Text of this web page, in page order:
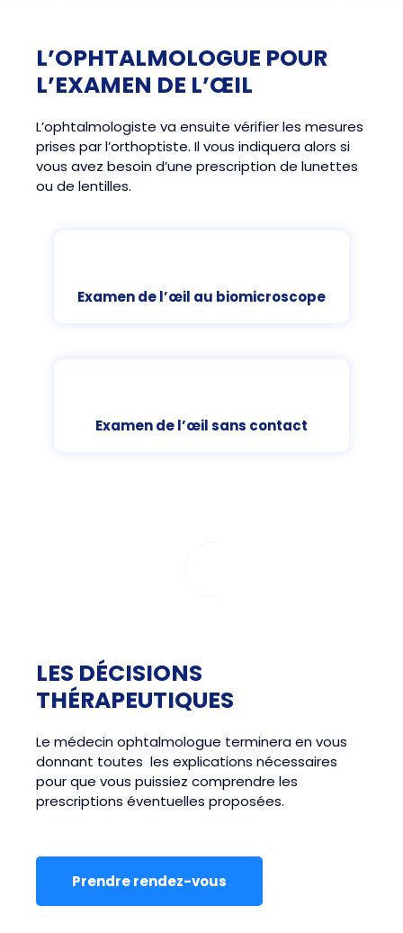
L’OPHTALMOLOGUE POUR
L’EXAMEN DE L’ŒIL
L’ophtalmologiste va ensuite vérifier les mesures
prises par l’orthoptiste. Il vous indiquera alors si
vous avez besoin d’une prescription de lunettes
ou de lentilles.
Examen de l’œil au biomicroscope
Examen de l’œil sans contact
LES DÉCISIONS
THÉRAPEUTIQUES
Le médecin ophtalmologue terminera en vous
donnant toutes les explications nécessaires
pour que vous puissiez comprendre les
prescriptions éventuelles proposées.
Prendre rendez-vous